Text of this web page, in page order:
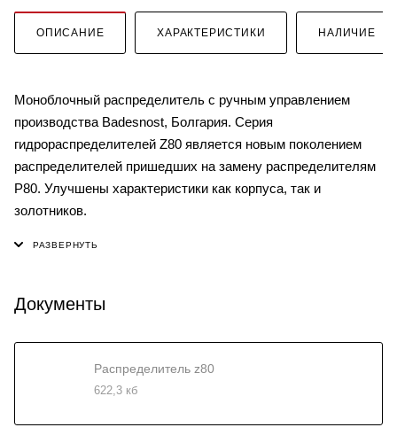
ОПИСАНИЕ ХАРАКТЕРИСТИКИ НАЛИЧИЕ
Моноблочный распределитель с ручным управлением
производства Badesnost, Болгария. Серия
гидрораспределителей Z80 является новым поколением
распределителей пришедших на замену распределителям
P80. Улучшены характеристики как корпуса, так и
золотников.
Документы
Распределитель z80
622,3 кб